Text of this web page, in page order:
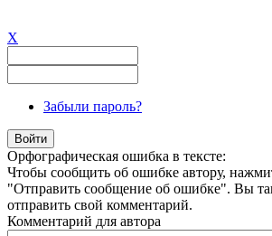
X
Забыли пароль?
Орфографическая ошибка в тексте:
Чтобы сообщить об ошибке автору,
"Отправить сообщение об ошибке". Вы
отправить свой комментарий.
Комментарий для автора